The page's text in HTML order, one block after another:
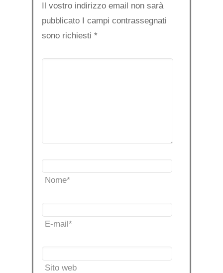
Il vostro indirizzo email non sarà
pubblicato I campi contrassegnati
sono richiesti *
Nome*
E-mail*
Sito web